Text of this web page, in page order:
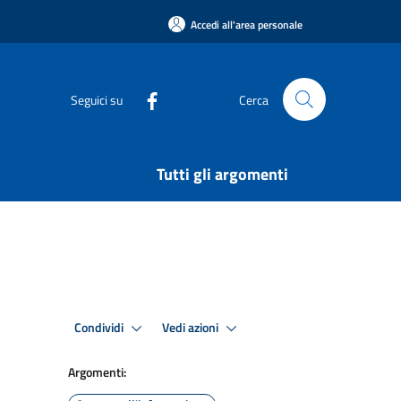
Accedi all'area personale
Seguici su Cerca
Tutti gli argomenti
Condividi Vedi azioni
Argomenti: